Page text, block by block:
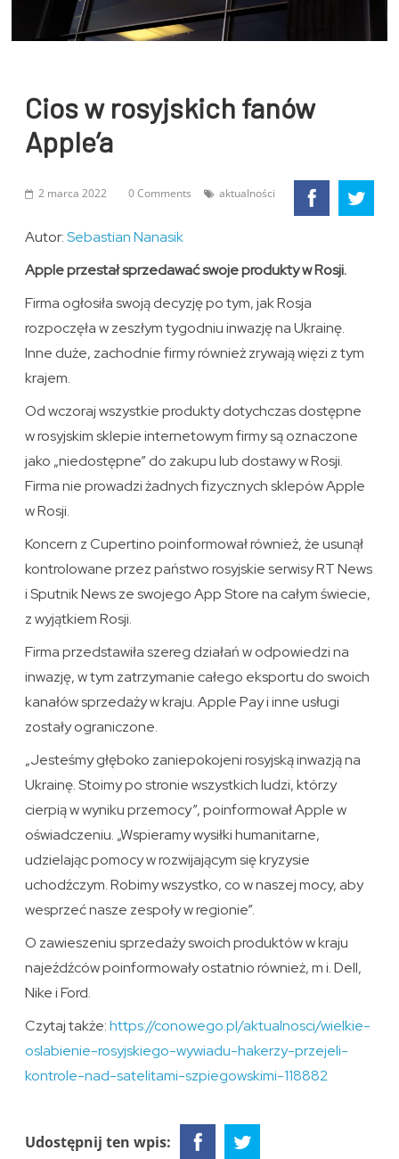
Cios w rosyjskich fanów
Apple’a
2 marca 2022 0 Comments aktualności
Autor:Sebastian Nanasik
Apple przestał sprzedawać swoje produkty w Rosji.
Firma ogłosiła swoją decyzję po tym, jak Rosja
rozpoczęła w zeszłym tygodniu inwazję na Ukrainę.
Inne duże, zachodnie firmy również zrywają więzi z tym
krajem.
Od wczoraj wszystkie produkty dotychczas dostępne
w rosyjskim sklepie internetowym firmy są oznaczone
jako „niedostępne” do zakupu lub dostawy w Rosji.
Firma nie prowadzi żadnych fizycznych sklepów Apple
w Rosji.
Koncern z Cupertino poinformował również, że usunął
kontrolowane przez państwo rosyjskie serwisy RT News
i Sputnik News ze swojego App Store na całym świecie,
z wyjątkiem Rosji.
Firma przedstawiła szereg działań w odpowiedzi na
inwazję, w tym zatrzymanie całego eksportu do swoich
kanałów sprzedaży w kraju. Apple Pay i inne usługi
zostały ograniczone.
„Jesteśmy głęboko zaniepokojeni rosyjską inwazją na
Ukrainę. Stoimy po stronie wszystkich ludzi, którzy
cierpią w wyniku przemocy”, poinformował Apple w
oświadczeniu. „Wspieramy wysiłki humanitarne,
udzielając pomocy w rozwijającym się kryzysie
uchodźczym. Robimy wszystko, co w naszej mocy, aby
wesprzeć nasze zespoły w regionie”.
O zawieszeniu sprzedaży swoich produktów w kraju
najeźdźców poinformowały ostatnio również, m i. Dell,
Nike i Ford.
Czytaj także:https://conowego.pl/aktualnosci/wielkie-
oslabienie-rosyjskiego-wywiadu-hakerzy-przejeli-
kontrole-nad-satelitami-szpiegowskimi-118882
Udostępnij ten wpis: